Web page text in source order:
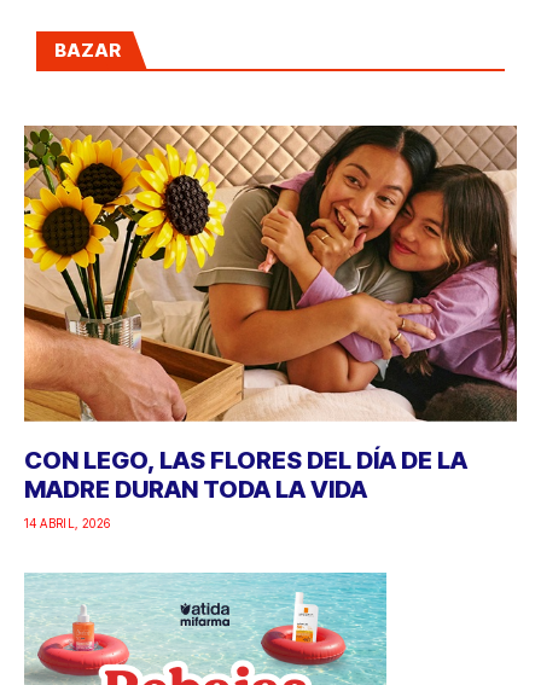
BAZAR
CON LEGO, LAS FLORES DEL DÍA DE LA
MADRE DURAN TODA LA VIDA
14 ABRIL, 2026